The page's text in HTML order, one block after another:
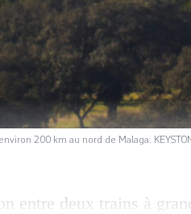
200 km au nord de Malaga.
entre deux trains à